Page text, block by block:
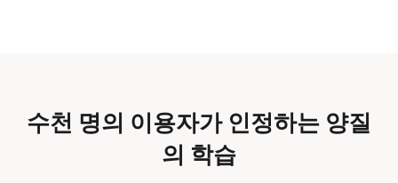
수천 명의 이용자가 인정하는 양질
의 학습